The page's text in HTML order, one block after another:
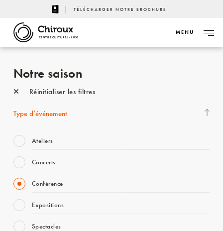
TÉLÉCHARGER NOTRE BROCHURE
CENTRE CULTUREL - LIÈGE
MENU
Notre saison
Réinitialiser les filtres
Type d’événement
Ateliers
Concerts
Conférence
Expositions
Spectacles